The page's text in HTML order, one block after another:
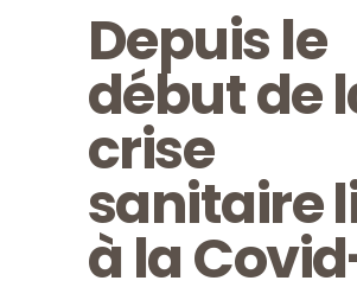
Depuis le
début de
crise
sanitaire
à la